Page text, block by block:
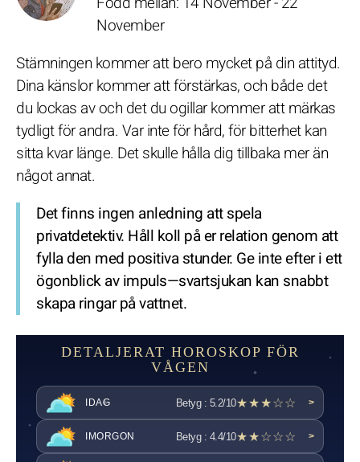
November
Stämningen kommer att bero mycket på din attityd.
Dina känslor kommer att förstärkas, och både det
du lockas av och det du ogillar kommer att märkas
tydligt för andra. Var inte för hård, för bitterhet kan
sitta kvar länge. Det skulle hålla dig tillbaka mer än
något annat.
Det finns ingen anledning att spela
privatdetektiv. Håll koll på er relation genom att
fylla den med positiva stunder. Ge inte efter i ett
ögonblick av impuls—svartsjukan kan snabbt
skapa ringar på vattnet.
DETALJERAT HOROSKOP FÖR
VÅGEN
IDAG Betyg : 5.2/10★★★☆☆ >
IMORGON Betyg : 4.4/10★★☆☆☆ >